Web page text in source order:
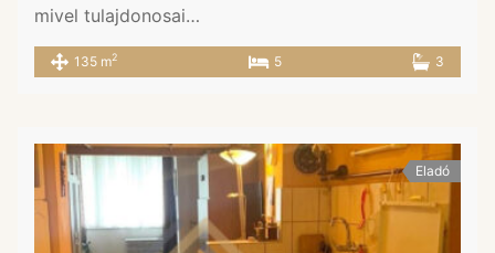
mivel tulajdonosai…
135 m2 5 3
Eladó